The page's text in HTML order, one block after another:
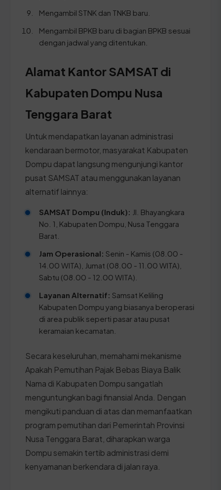
Mengambil STNK dan TNKB baru.
Mengambil BPKB baru di bagian BPKB sesuai
dengan jadwal yang ditentukan.
Alamat Kantor SAMSAT di
Kabupaten Dompu Nusa
Tenggara Barat
Untuk mendapatkan layanan administrasi
kendaraan bermotor, masyarakat Kabupaten
Dompu dapat langsung mengunjungi kantor
pusat SAMSAT atau menggunakan layanan
alternatif lainnya:
SAMSAT Dompu (Induk): Jl. Bhayangkara
No. 1, Kabupaten Dompu, Nusa Tenggara
Barat.
Jam Operasional: Senin - Kamis (08.00 -
14.00 WITA), Jumat (08.00 - 11.00 WITA),
Sabtu (08.00 - 12.00 WITA).
Layanan Alternatif: Samsat Keliling
Kabupaten Dompu yang biasanya beroperasi
di area publik seperti pasar atau pusat
keramaian kecamatan.
Secara keseluruhan, memahami mekanisme
Apakah Pemutihan Pajak Bebas Biaya Balik
Nama di Kabupaten Dompu sangatlah
menguntungkan bagi finansial Anda. Dengan
mengikuti panduan di atas dan memanfaatkan
program pemutihan dari Pemerintah Provinsi
Nusa Tenggara Barat, diharapkan warga
Dompu semakin tertib administrasi demi
kenyamanan berkendara di jalan raya.